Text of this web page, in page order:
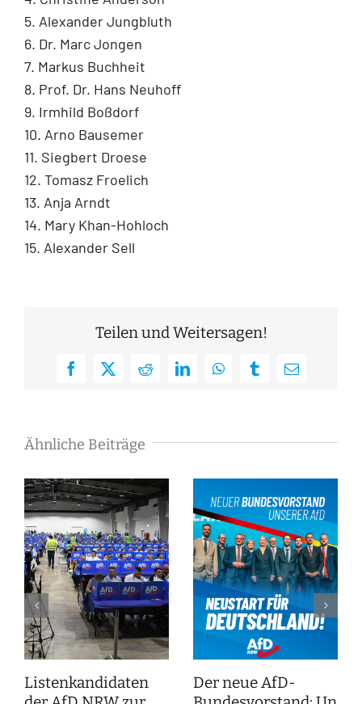
5. Alexander Jungbluth
6. Dr. Marc Jongen
7. Markus Buchheit
8. Prof. Dr. Hans Neuhoff
9. Irmhild Boßdorf
10. Arno Bausemer
11. Siegbert Droese
12. Tomasz Froelich
13. Anja Arndt
14. Mary Khan-Hohloch
15. Alexander Sell
Teilen und Weitersagen!
Facebook
X RedditLinkedInWhatsAppTumblrE-
Ähnliche Beiträge
Listenkandidaten
Der neue AfD-